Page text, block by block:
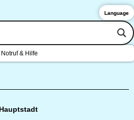
Notruf & Hilfe
Language